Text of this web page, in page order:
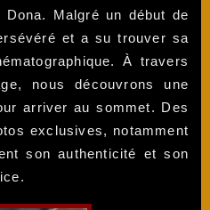
Malgré un début de
et a su trouver sa
À travers
nous découvrons une
arriver au sommet. Des
exclusives, notamment
son authenticité et son